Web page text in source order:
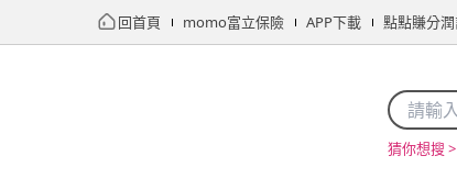
回首頁 momo富立保險 APP下載 點點賺分
猜你想搜 >